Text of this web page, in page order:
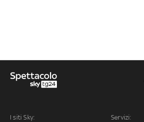
I siti Sky: Servizi: